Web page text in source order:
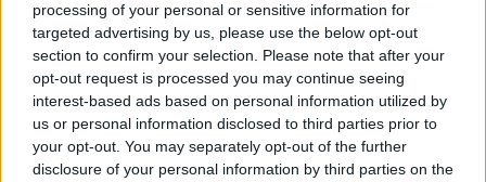
processing of your personal or sensitive information for
targeted advertising by us, please use the below opt-out
section to confirm your selection. Please note that after your
opt-out request is processed you may continue seeing
interest-based ads based on personal information utilized by
us or personal information disclosed to third parties prior to
your opt-out. You may separately opt-out of the further
disclosure of your personal information by third parties on the
Tai – puiki komercinė reakcija. Elektromobilis
„Spring“, suteikdamas galimybę visiems
naudotis elektra varomu transportu,
pritraukė ne tik „Dacia“ prekių ženklą jau
pažįstančius klientus, bet ir daug naujų